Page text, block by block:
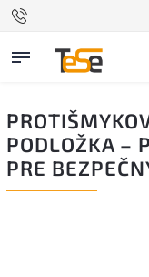
PODLOŽKA –
PRE